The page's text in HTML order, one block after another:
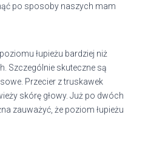
po sposoby naszych mam
łupieżu bardziej niż
Szczególnie skuteczne są
Przecier z truskawek
skórę głowy. Już po dwóch
zauważyć, że poziom łupieżu